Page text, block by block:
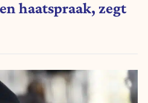
haatspraak, zegt